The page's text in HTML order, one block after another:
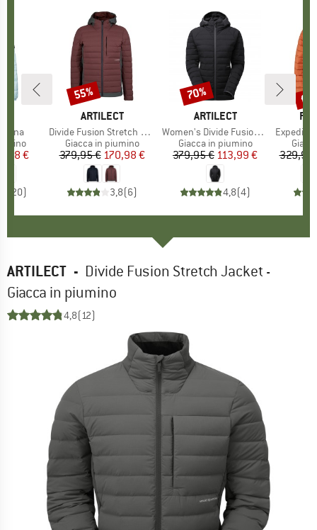
ridotto
€
20)
MARCHIO
ARTILECT
Articolo
Divide Fusion Stretch Hoodie
Gruppo di prodotti
Giacca in piumino
Prezzo
379,95 € Prezzo ridotto
170,98 €
3,8(6)
Sconto
55%
MARCHIO
ARTILECT
Articolo
Women's Divide Fusion Stretch Hoodie
Gruppo di prodotti
Giacca in piumino
Prezzo
379,95 € Prezzo ridotto
113,99 €
4,8(4)
Sconto
70%
Articolo
Expedition
329,95
ARTILECT - Divide Fusion Stretch Jacket -
Giacca in piumino
4,8(12)